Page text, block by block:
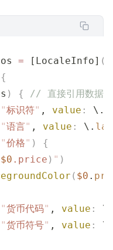
= [LocaleInfo] ()
{
) {
// 直接引用数据源
"标识符" , value : \.
"语言" , value : \.
"价格" )
{
$0 . price ) " )
( $0 .
"货币代码" , value :
"货币符号" , value :